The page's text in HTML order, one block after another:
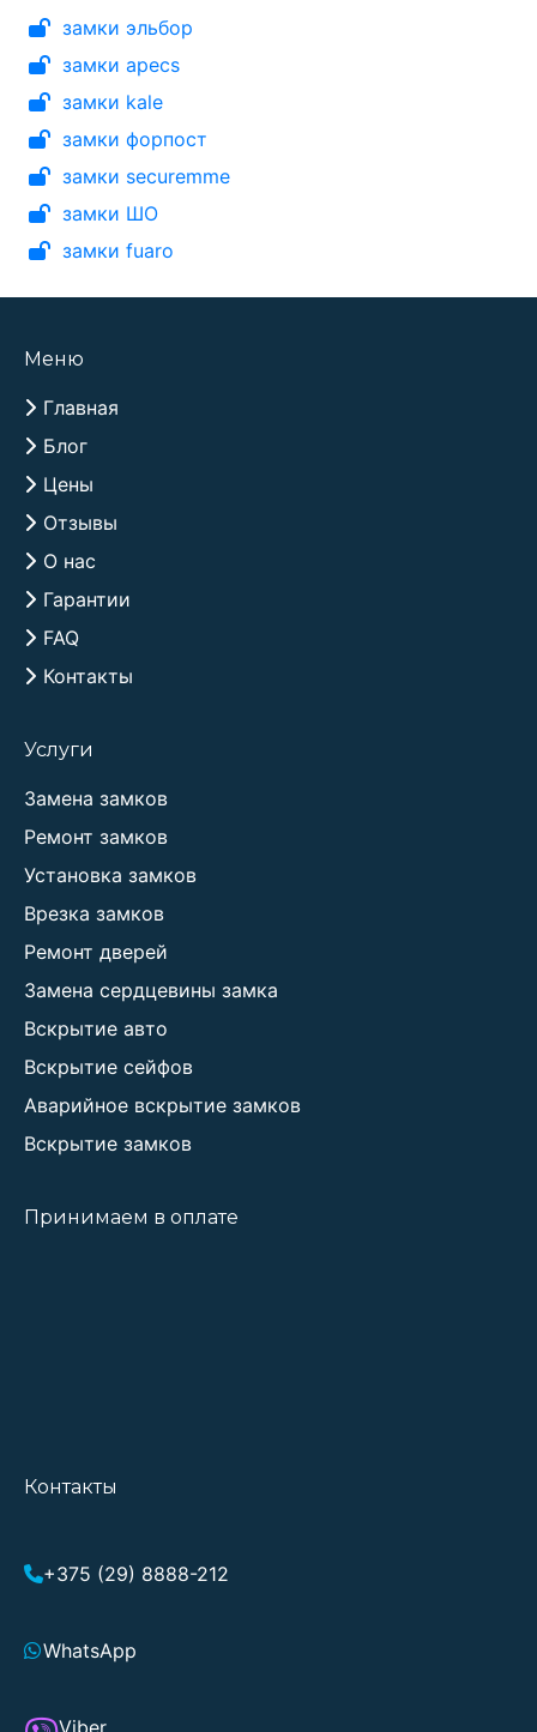
замки эльбор
замки apecs
замки kale
замки форпост
замки securemme
замки ШО
замки fuaro
Меню
Главная
Блог
Цены
Отзывы
О нас
Гарантии
FAQ
Контакты
Услуги
Замена замков
Ремонт замков
Установка замков
Врезка замков
Ремонт дверей
Замена сердцевины замка
Вскрытие авто
Вскрытие сейфов
Аварийное вскрытие замков
Вскрытие замков
Принимаем в оплате
Контакты
+375 (29) 8888-212
WhatsApp
Viber